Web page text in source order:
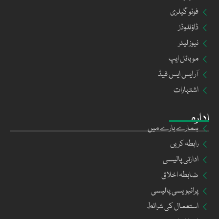
ادارہ
ہمارے بارے میں
رابطہ کریں
ادارتی پالیسی
ضابطہ اخلاق
پرائیویسی پالیسی
استعمال کی شرائط
فوٹو گیلری
ڈاؤنلوڈز
نیوز لیٹر
موبائل ایپ
آر ایس ایس فیڈ
اشتہارات